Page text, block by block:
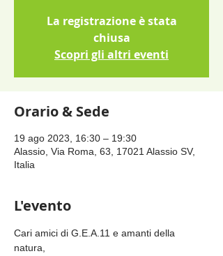
La registrazione è stata
chiusa
Scopri gli altri eventi
Orario & Sede
19 ago 2023, 16:30 – 19:30
Alassio, Via Roma, 63, 17021 Alassio SV,
Italia
L'evento
Cari amici di G.E.A.11 e amanti della
natura,